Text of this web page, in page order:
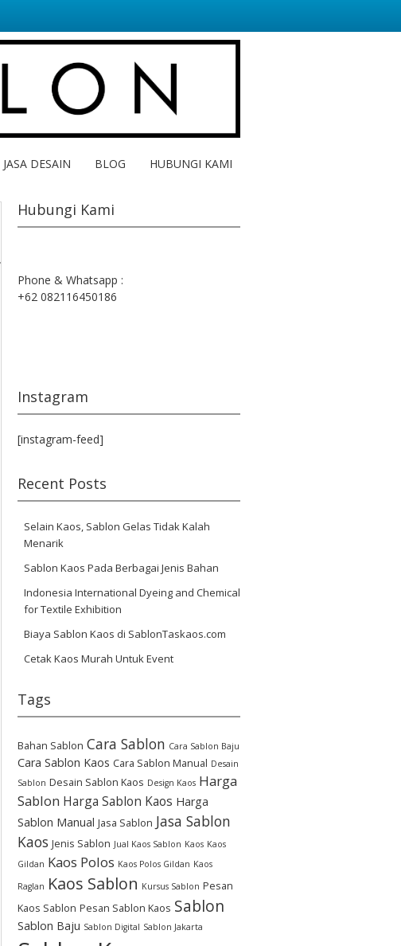
JASA DESAIN BLOG HUBUNGI KAMI
Hubungi Kami
Phone & Whatsapp :
+62 082116450186
Instagram
[instagram-feed]
Recent Posts
Selain Kaos, Sablon Gelas Tidak Kalah
Menarik
Sablon Kaos Pada Berbagai Jenis Bahan
Indonesia International Dyeing and Chemical
for Textile Exhibition
Biaya Sablon Kaos di SablonTaskaos.com
Cetak Kaos Murah Untuk Event
Tags
Bahan Sablon Cara Sablon Cara Sablon Baju
Cara Sablon Kaos Cara Sablon Manual Desain
Sablon Desain Sablon Kaos Design Kaos Harga
Sablon Harga Sablon Kaos Harga
Sablon Manual Jasa Sablon Jasa Sablon
Kaos Jenis Sablon Jual Kaos Sablon Kaos Kaos
Gildan Kaos Polos Kaos Polos Gildan Kaos
Raglan Kaos Sablon Kursus Sablon Pesan
Kaos Sablon Pesan Sablon Kaos Sablon
Sablon Baju Sablon Digital Sablon Jakarta